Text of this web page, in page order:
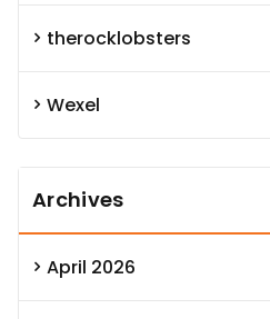
therocklobsters
Wexel
Archives
April 2026